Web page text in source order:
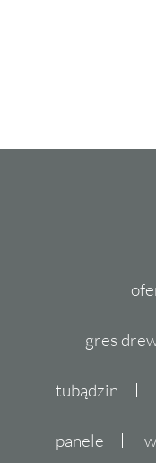
gres
tubądzin
panele